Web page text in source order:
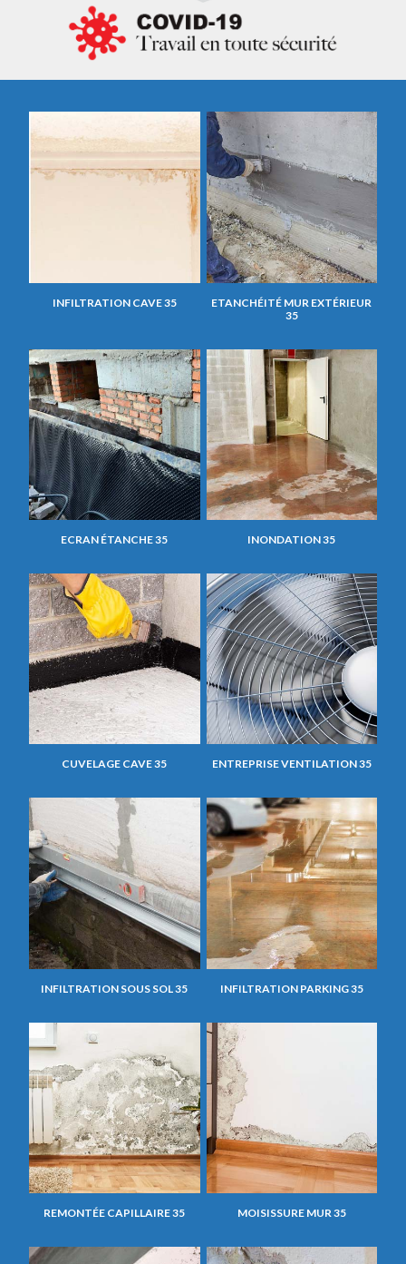
INFILTRATION CAVE 35
ETANCHÉITÉ MUR EXTÉRIEUR
35
ECRAN ÉTANCHE 35 INONDATION 35
CUVELAGE CAVE 35 ENTREPRISE VENTILATION 35
INFILTRATION SOUS SOL 35 INFILTRATION PARKING 35
REMONTÉE CAPILLAIRE 35 MOISISSURE MUR 35